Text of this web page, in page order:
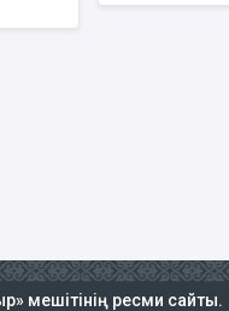
мешітінің ресми сайты.